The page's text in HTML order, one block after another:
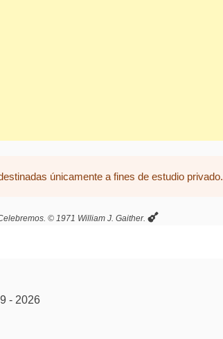
únicamente a fines de estudio privado.
© 1971 William J. Gaither.
- 2026